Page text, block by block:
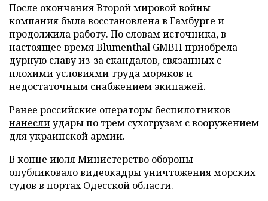
После окончания Второй мировой войны
компания была восстановлена в Гамбурге и
продолжила работу. По словам источника, в
настоящее время Blumenthal GMBH приобрела
дурную славу из-за скандалов, связанных с
плохими условиями труда моряков и
недостаточным снабжением экипажей.
Ранее российские операторы беспилотников
нанеслиудары по трем сухогрузам с вооружением
для украинской армии.
В конце июля Министерство обороны
опубликоваловидеокадры уничтожения морских
судов в портах Одесской области.